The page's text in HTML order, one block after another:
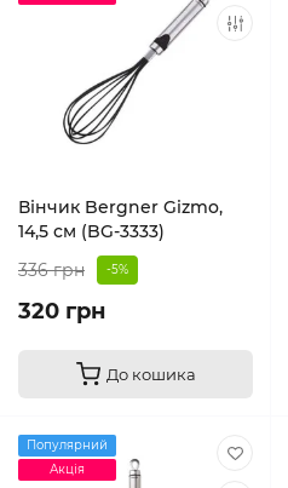
Вінчик Bergner Gizmo,
14,5 см (BG-3333)
336 грн
-5%
320 грн
До кошика
Популярний
Акція